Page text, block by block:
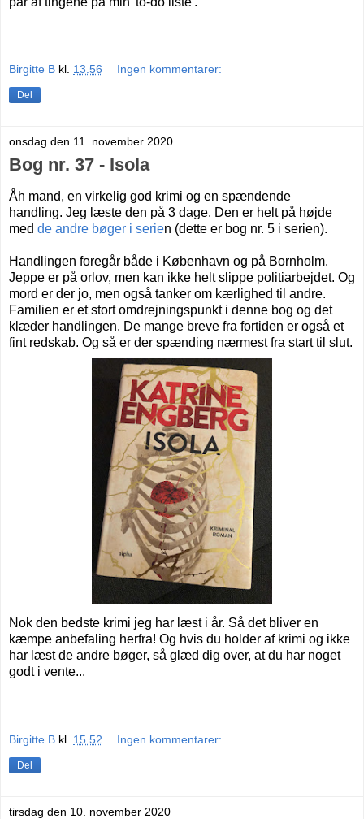
Birgitte B kl. 13.56 Ingen kommentarer:
Del
onsdag den 11. november 2020
Bog nr. 37 - Isola
Åh mand, en virkelig god krimi og en spændende
handling. Jeg læste den på 3 dage. Den er helt på højde
med de andre bøger i serien (dette er bog nr. 5 i serien).
Handlingen foregår både i København og på Bornholm.
Jeppe er på orlov, men kan ikke helt slippe politiarbejdet. Og
mord er der jo, men også tanker om kærlighed til andre.
Familien er et stort omdrejningspunkt i denne bog og det
klæder handlingen. De mange breve fra fortiden er også et
fint redskab. Og så er der spænding nærmest fra start til slut.
Nok den bedste krimi jeg har læst i år. Så det bliver en
kæmpe anbefaling herfra! Og hvis du holder af krimi og ikke
har læst de andre bøger, så glæd dig over, at du har noget
godt i vente...
Birgitte B kl. 15.52 Ingen kommentarer:
Del
tirsdag den 10. november 2020